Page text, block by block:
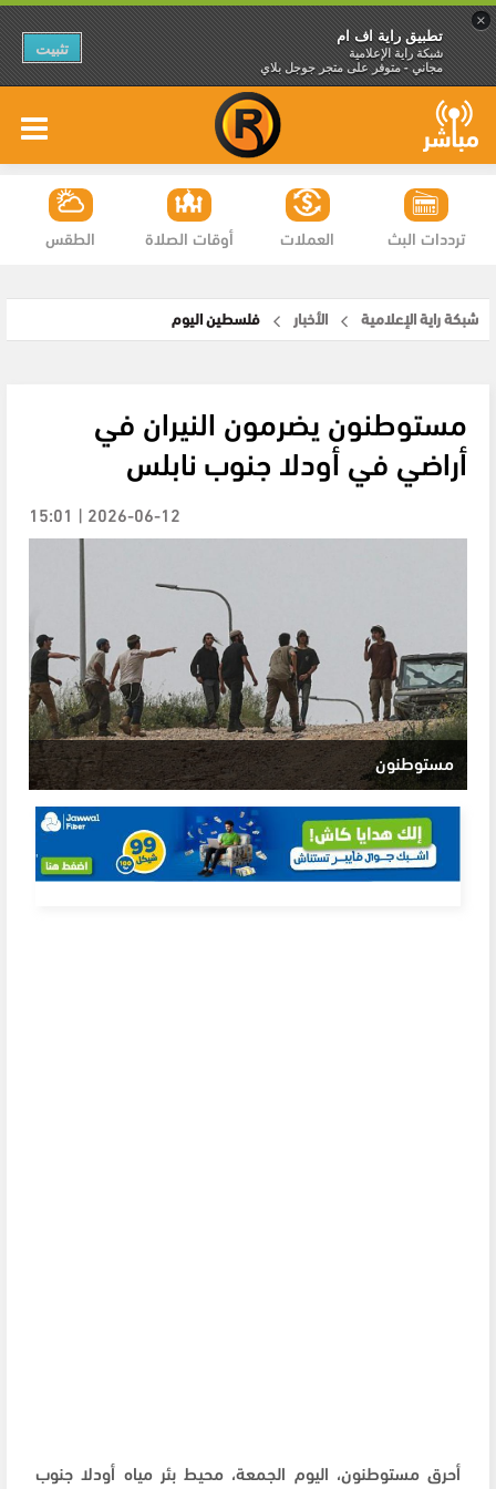
×
تطبيق راية اف ام
شبكة راية الإعلامية
مجاني - متوفر على متجر جوجل بلاي
تثبيت
الطقس أوقات الصلاة العملات ترددات البث
شبكة راية الإعلامية الأخبار فلسطين اليوم
مستوطنون يضرمون النيران في
أراضي في أودلا جنوب نابلس
2026-06-12 | 15:01
مستوطنون
أحرق مستوطنون، اليوم الجمعة، محيط بئر مياه أودلا جنوب